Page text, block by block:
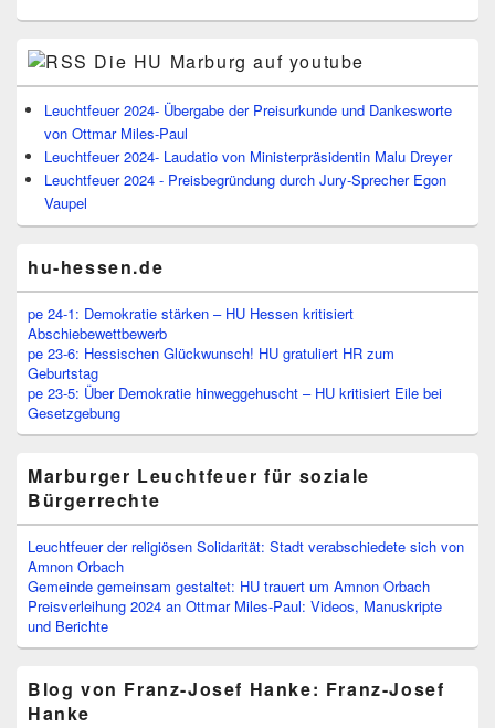
Die HU Marburg auf youtube
Leuchtfeuer 2024- Übergabe der Preisurkunde und Dankesworte
von Ottmar Miles-Paul
Leuchtfeuer 2024- Laudatio von Ministerpräsidentin Malu Dreyer
Leuchtfeuer 2024 - Preisbegründung durch Jury-Sprecher Egon
Vaupel
hu-hessen.de
pe 24-1: Demokratie stärken – HU Hessen kritisiert
Abschiebewettbewerb
pe 23-6: Hessischen Glückwunsch! HU gratuliert HR zum
Geburtstag
pe 23-5: Über Demokratie hinweggehuscht – HU kritisiert Eile bei
Gesetzgebung
Marburger Leuchtfeuer für soziale
Bürgerrechte
Leuchtfeuer der religiösen Solidarität: Stadt verabschiedete sich von
Amnon Orbach
Gemeinde gemeinsam gestaltet: HU trauert um Amnon Orbach
Preisverleihung 2024 an Ottmar Miles-Paul: Videos, Manuskripte
und Berichte
Blog von Franz-Josef Hanke: Franz-Josef
Hanke